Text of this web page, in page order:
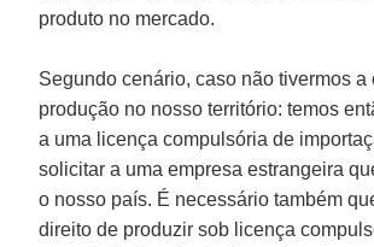
produto no mercado.
Segundo cenário, caso não tivermos
produção no nosso território: temos
a uma licença compulsória de
solicitar a uma empresa estrangeira
o nosso país. É necessário também
direito de produzir sob licença